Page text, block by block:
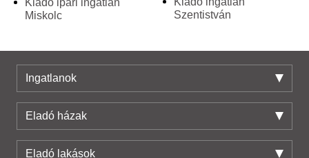
Kiadó ipari ingatlan
Miskolc
Szentistván
Ingatlanok
Eladó házak
Eladó lakások